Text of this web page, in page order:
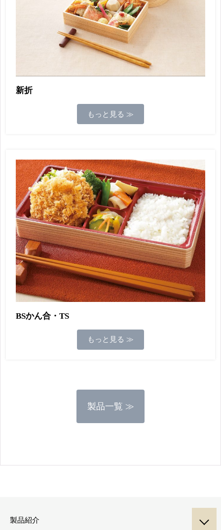
新折
もっと見る ≫
BSかん合・TS
もっと見る ≫
製品一覧 ≫
製品紹介